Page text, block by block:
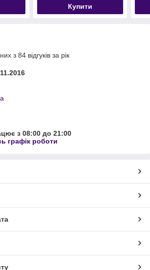
Купити
з 84 відгуків за рік
з 08:00 до 21:00
графік роботи